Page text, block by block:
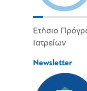
Ετήσιο
Ιατρείων
Newsletter